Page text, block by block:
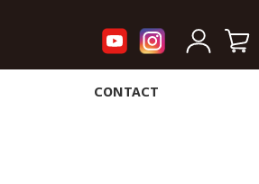
CONTACT